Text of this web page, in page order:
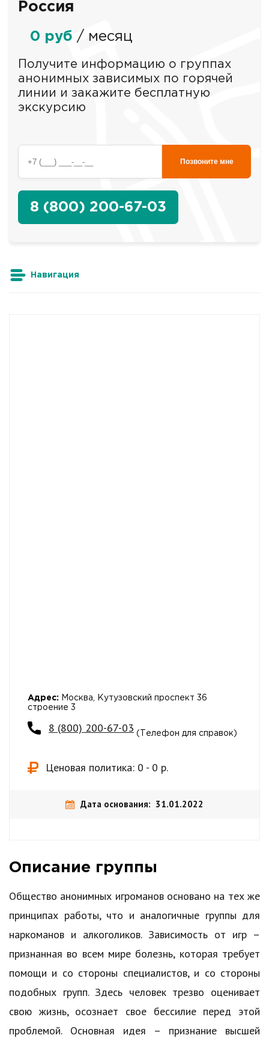
Россия
0 руб / месяц
Получите информацию о группах
анонимных зависимых по горячей
линии и закажите бесплатную
экскурсию
8 (800) 200-67-03
Позвоните мне
Навигация
Адрес: Москва, Кутузовский проспект 36
строение 3
8 (800) 200-67-03 (Телефон для справок)
Ценовая политика: 0 - 0 р.
Дата основания: 31.01.2022
Описание группы
Общество анонимных игроманов основано на тех же
принципах работы, что и аналогичные группы для
наркоманов и алкоголиков. Зависимость от игр –
признанная во всем мире болезнь, которая требует
помощи и со стороны специалистов, и со стороны
подобных групп. Здесь человек трезво оценивает
свою жизнь, осознает свое бессилие перед этой
проблемой. Основная идея – признание высшей